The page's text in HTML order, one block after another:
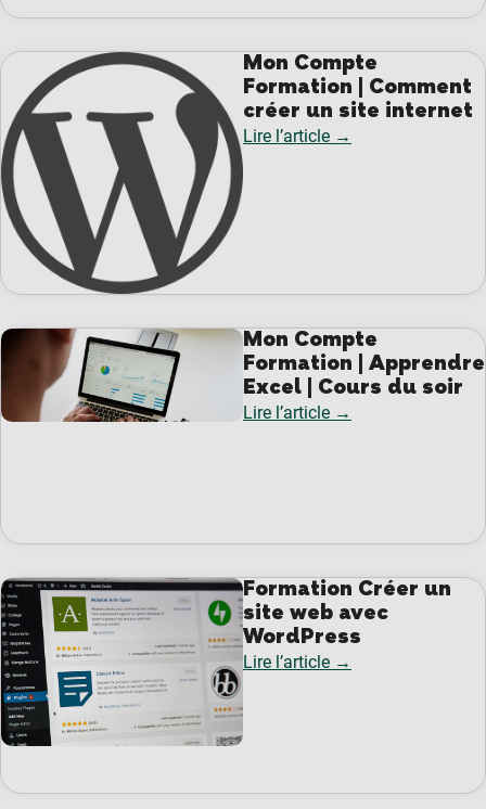
Mon Compte
Formation | Comment
créer un site internet
Lire l’article →
Mon Compte
Formation | Apprendre
Excel | Cours du soir
Lire l’article →
Formation Créer un
site web avec
WordPress
Lire l’article →